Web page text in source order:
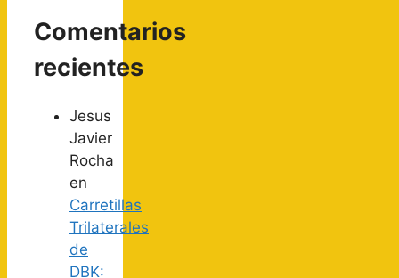
Comentarios
recientes
Jesus
Javier
Rocha
en
Carretillas
Trilaterales
de
DBK: